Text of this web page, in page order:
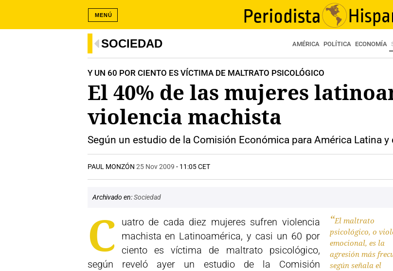
MENÚ
SOCIEDAD AMÉRICA POLÍTICA ECONOMÍA
Y UN 60 POR CIENTO ES VÍCTIMA DE MALTRATO PSICOLÓGICO
El 40% de las mujeres
violencia machista
Según un estudio de la Comisión Económica para América Latina y
PAUL MONZÓN 25 Nov 2009 - 11:05 CET
Archivado en:Sociedad
El maltrato
psicológico, o
emocional, es la
agresión más
según señala el
C
uatro de cada diez mujeres sufren violencia
machista en Latinoamérica, y casi un 60 por
ciento es víctima de maltrato psicológico,
según reveló ayer un estudio de la Comisión